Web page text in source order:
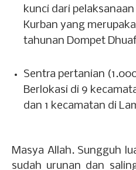
kunci dari pelaksanaan
Kurban yang
tahunan Dompet
Sentra pertanian
Berlokasi di 9
dan 1 kecamatan di
Masya Allah. Sungguh
sudah urunan dan